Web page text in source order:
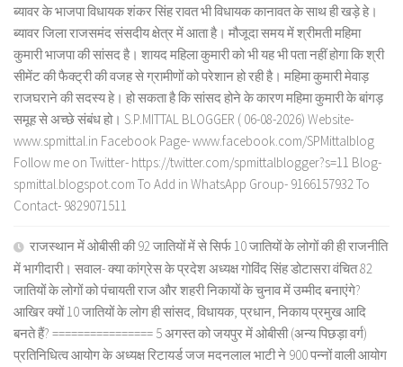
ब्यावर के भाजपा विधायक शंकर सिंह रावत भी विधायक कानावत के साथ ही खड़े हे।
ब्यावर जिला राजसमंद संसदीय क्षेत्र में आता है। मौजूदा समय में श्रीमती महिमा
कुमारी भाजपा की सांसद है। शायद महिला कुमारी को भी यह भी पता नहीं होगा कि श्री
सीमेंट की फैक्ट्री की वजह से ग्रामीणों को परेशान हो रही है। महिमा कुमारी मेवाड़
राजघराने की सदस्य हे। हो सकता है कि सांसद होने के कारण महिमा कुमारी के बांगड़
समूह से अच्छे संबंध हो। S.P.MITTAL BLOGGER ( 06-08-2026) Website-
www.spmittal.in Facebook Page- www.facebook.com/SPMittalblog
Follow me on Twitter- https://twitter.com/spmittalblogger?s=11 Blog-
spmittal.blogspot.com To Add in WhatsApp Group- 9166157932 To
Contact- 9829071511
राजस्थान में ओबीसी की 92 जातियों में से सिर्फ 10 जातियों के लोगों की ही राजनीति
में भागीदारी। सवाल- क्या कांग्रेस के प्रदेश अध्यक्ष गोविंद सिंह डोटासरा वंचित 82
जातियों के लोगों को पंचायती राज और शहरी निकायों के चुनाव में उम्मीद बनाएंगे?
आखिर क्यों 10 जातियों के लोग ही सांसद, विधायक, प्रधान, निकाय प्रमुख आदि
बनते हैं? ================ 5 अगस्त को जयपुर में ओबीसी (अन्य पिछड़ा वर्ग)
प्रतिनिधित्व आयोग के अध्यक्ष रिटायर्ड जज मदनलाल भाटी ने 900 पन्नों वाली आयोग